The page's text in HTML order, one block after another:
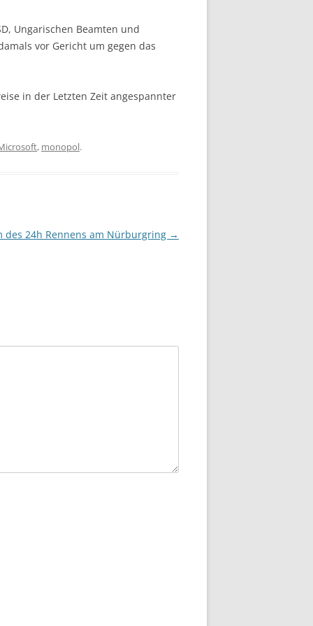
Ungarischen Beamten und
vor Gericht um gegen das
in der Letzten Zeit angespannter
, monopol.
des 24h Rennens am Nürburgring →